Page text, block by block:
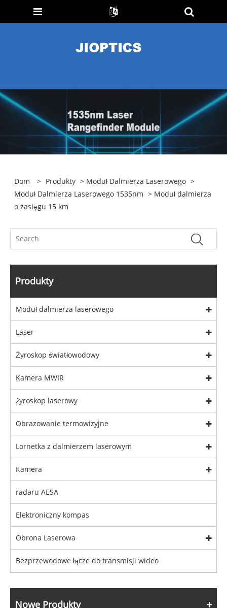
Dom > Produkty > Moduł Dalmierza Laserowego >
Moduł Dalmierza Laserowego 1535nm > Moduł dalmierza
o zasięgu 15 km
Produkty
Moduł dalmierza laserowego
Laser
Żyroskop światłowodowy
Kamera MWIR
żyroskop laserowy
Obrazowanie termowizyjne
Lornetka z dalmierzem laserowym
Kamera
radaru AESA
Elektroniczny kompas
Obrona Laserowa
Bezprzewodowe łącze do transmisji wideo
Nowe Produkty